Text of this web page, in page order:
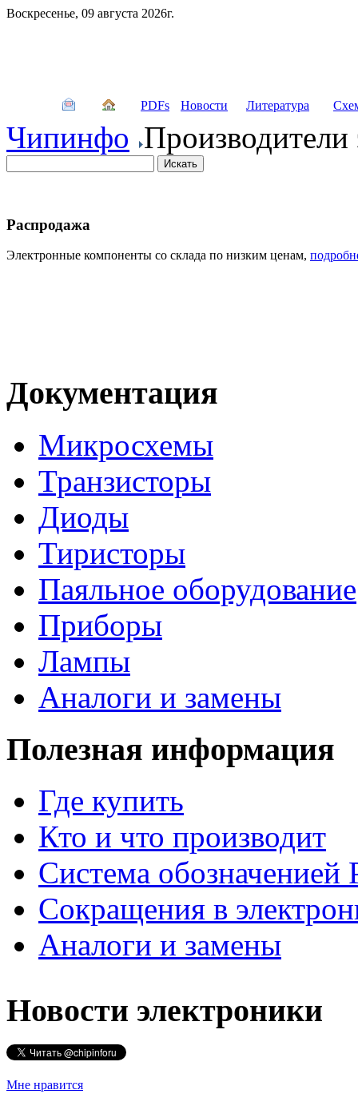
Воскресенье, 09 августа 2026г.
PDFs Новости Литература
Чипинфо
Распродажа
Электронные компоненты со склада по низким ценам,
Документация
Микросхемы
Транзисторы
Диоды
Тиристоры
Паяльное оборудование
Приборы
Лампы
Аналоги и замены
Полезная информация
Где купить
Кто и что производит
Система обозначенией
Сокращения в
Аналоги и замены
Новости электроники
Мне нравится